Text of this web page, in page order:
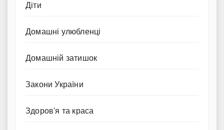
Діти
Домашні улюбленці
Домашній затишок
Закони України
Здоров'я та краса